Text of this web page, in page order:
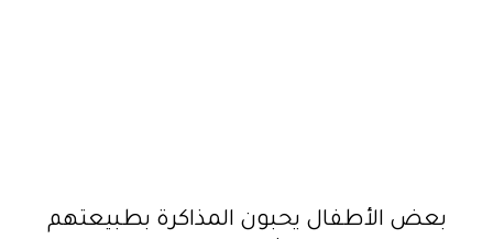
بعض الأطفال يحبون المذاكرة بطبيعتهم